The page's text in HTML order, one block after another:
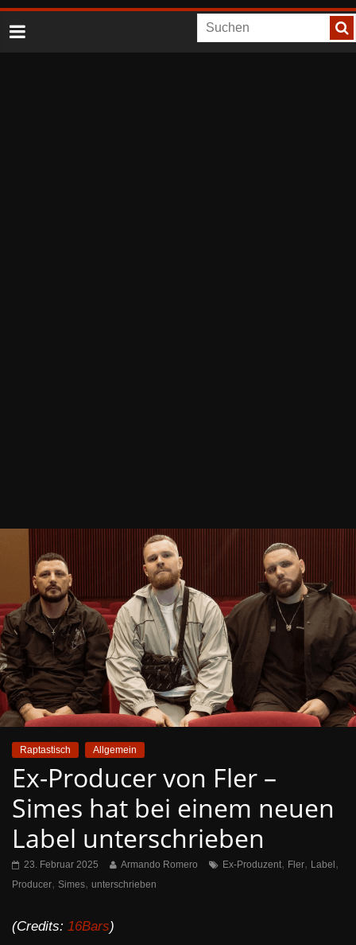
Raptastisch Allgemein
Ex-Producer von Fler –
Simes hat bei einem neuen
Label unterschrieben
23. Februar 2025 Armando Romero Ex-Produzent, Fler, Label ,
Producer, Simes, unterschrieben
(Credits: 16Bars)